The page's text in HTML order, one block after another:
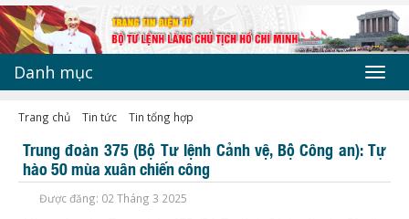
Danh mục
Trang chủ Tin tức Tin tổng hợp
Trung đoàn 375 (Bộ Tư lệnh Cảnh vệ, Bộ Công an): Tự
hào 50 mùa xuân chiến công
Được đăng: 02 Tháng 3 2025